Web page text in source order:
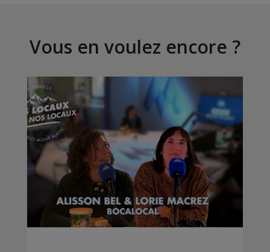
Vous en voulez encore ?